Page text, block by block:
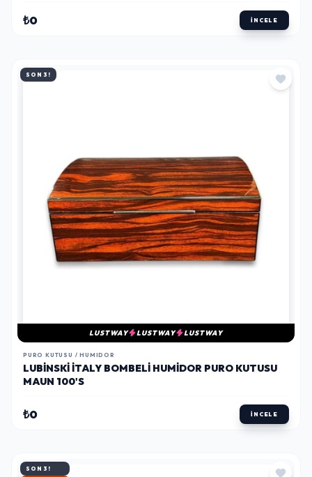
₺0 İNCELE
SON 3!
LUSTWAY LUSTWAY LUSTWAY
PURO KUTUSU / HUMIDOR
LUBINSKI İTALY BOMBELI HUMIDOR PURO KUTUSU
MAUN 100'S
₺0 İNCELE
SON 3!